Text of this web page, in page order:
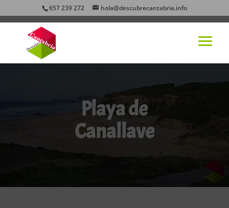
657 239 272 hola@descubrecantabria.info
Playa de
Canallave